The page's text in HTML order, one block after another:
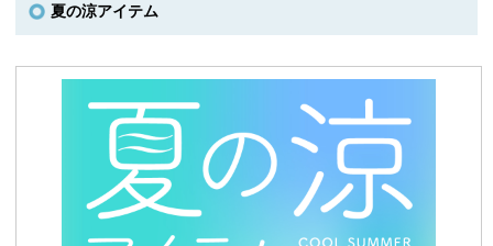
夏の涼アイテム